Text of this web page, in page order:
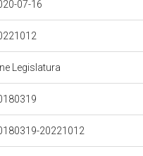
07-16
Legislatura
20221012